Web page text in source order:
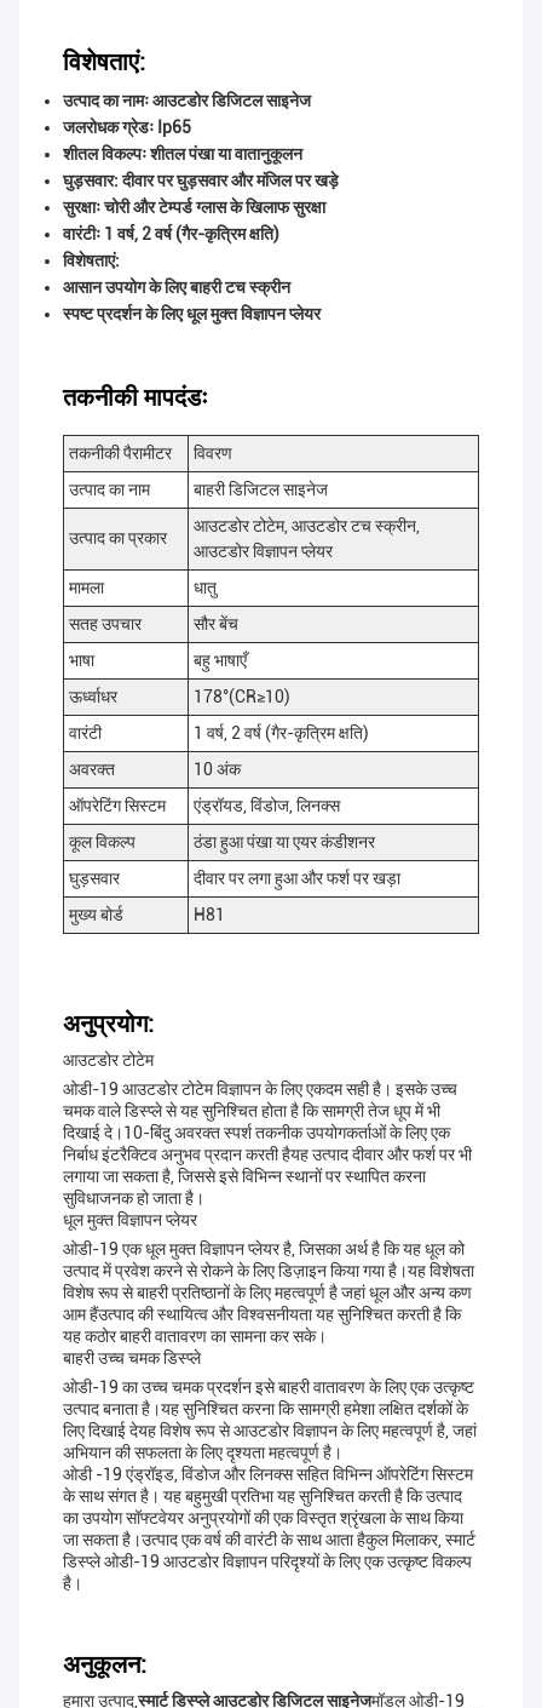
विशेषताएं:
उत्पाद का नामः आउटडोर डिजिटल साइनेज
जलरोधक ग्रेडः Ip65
शीतल विकल्पः शीतल पंखा या वातानुकूलन
घुड़सवार: दीवार पर घुड़सवार और मंजिल पर खड़े
सुरक्षाः चोरी और टेम्पर्ड ग्लास के खिलाफ सुरक्षा
वारंटीः 1 वर्ष, 2 वर्ष (गैर-कृत्रिम क्षति)
विशेषताएं:
आसान उपयोग के लिए बाहरी टच स्क्रीन
स्पष्ट प्रदर्शन के लिए धूल मुक्त विज्ञापन प्लेयर
तकनीकी मापदंडः
तकनीकी पैरामीटर
विवरण
उत्पाद का नाम
बाहरी डिजिटल साइनेज
उत्पाद का प्रकार
आउटडोर टोटेम, आउटडोर टच स्क्रीन,
आउटडोर विज्ञापन प्लेयर
मामला
धातु
सतह उपचार
सौर बेंच
भाषा
बहु भाषाएँ
ऊर्ध्वाधर
178°(CR≥10)
वारंटी
1 वर्ष, 2 वर्ष (गैर-कृत्रिम क्षति)
अवरक्त
10 अंक
ऑपरेटिंग सिस्टम
एंड्रॉयड, विंडोज, लिनक्स
कूल विकल्प
ठंडा हुआ पंखा या एयर कंडीशनर
घुड़सवार
दीवार पर लगा हुआ और फर्श पर खड़ा
मुख्य बोर्ड
H81
अनुप्रयोग:
आउटडोर टोटेम
ओडी-19 आउटडोर टोटेम विज्ञापन के लिए एकदम सही है। इसके उच्च
चमक वाले डिस्प्ले से यह सुनिश्चित होता है कि सामग्री तेज धूप में भी
दिखाई दे।10-बिंदु अवरक्त स्पर्श तकनीक उपयोगकर्ताओं के लिए एक
निर्बाध इंटरैक्टिव अनुभव प्रदान करती हैयह उत्पाद दीवार और फर्श पर भी
लगाया जा सकता है, जिससे इसे विभिन्न स्थानों पर स्थापित करना
सुविधाजनक हो जाता है।
धूल मुक्त विज्ञापन प्लेयर
ओडी-19 एक धूल मुक्त विज्ञापन प्लेयर है, जिसका अर्थ है कि यह धूल को
उत्पाद में प्रवेश करने से रोकने के लिए डिज़ाइन किया गया है।यह विशेषता
विशेष रूप से बाहरी प्रतिष्ठानों के लिए महत्वपूर्ण है जहां धूल और अन्य कण
आम हैंउत्पाद की स्थायित्व और विश्वसनीयता यह सुनिश्चित करती है कि
यह कठोर बाहरी वातावरण का सामना कर सके।
बाहरी उच्च चमक डिस्प्ले
ओडी-19 का उच्च चमक प्रदर्शन इसे बाहरी वातावरण के लिए एक उत्कृष्ट
उत्पाद बनाता है।यह सुनिश्चित करना कि सामग्री हमेशा लक्षित दर्शकों के
लिए दिखाई देयह विशेष रूप से आउटडोर विज्ञापन के लिए महत्वपूर्ण है, जहां
अभियान की सफलता के लिए दृश्यता महत्वपूर्ण है।
ओडी -19 एंड्रॉइड, विंडोज और लिनक्स सहित विभिन्न ऑपरेटिंग सिस्टम
के साथ संगत है। यह बहुमुखी प्रतिभा यह सुनिश्चित करती है कि उत्पाद
का उपयोग सॉफ्टवेयर अनुप्रयोगों की एक विस्तृत श्रृंखला के साथ किया
जा सकता है।उत्पाद एक वर्ष की वारंटी के साथ आता हैकुल मिलाकर, स्मार्ट
डिस्प्ले ओडी-19 आउटडोर विज्ञापन परिदृश्यों के लिए एक उत्कृष्ट विकल्प
है।
अनुकूलन:
हमारा उत्पाद,स्मार्ट डिस्प्ले आउटडोर डिजिटल साइनेजमॉडल ओडी-19